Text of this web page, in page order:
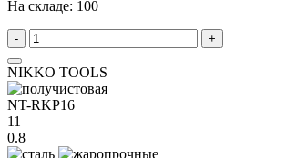
На складе: 100
- +
NIKKO TOOLS
NT-RKP16
11
0.8